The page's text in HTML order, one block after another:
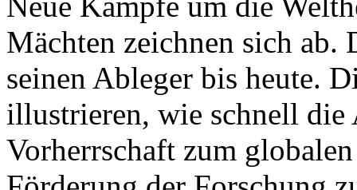
Mächten zeichnen sich
seinen Ableger bis heute.
illustrieren, wie schnell die
Vorherrschaft zum